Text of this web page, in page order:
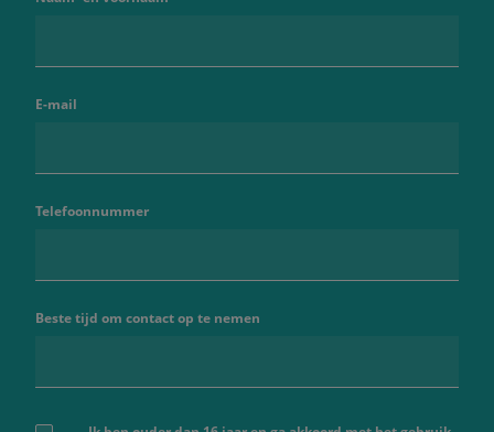
E-mail
Telefoonnummer
Beste tijd om contact op te nemen